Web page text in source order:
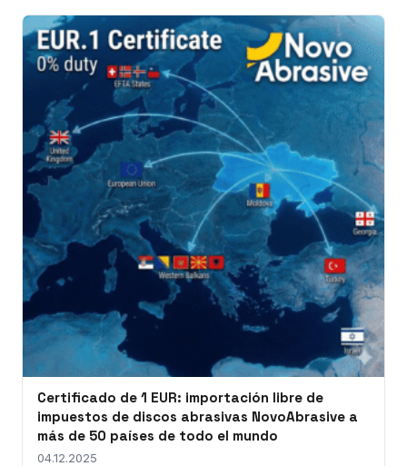
Certificado de 1 EUR: importación libre de
impuestos de discos abrasivas NovoAbrasive a
más de 50 países de todo el mundo
04.12.2025